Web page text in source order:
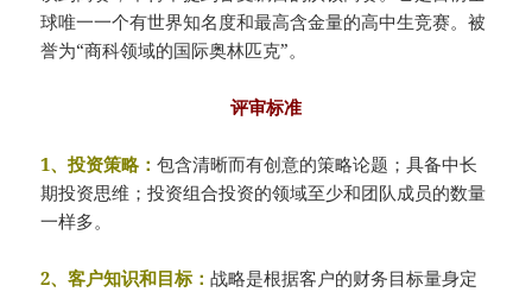
球唯一一个有世界知名度和最高含金量的高中生竞赛。被
誉为“商科领域的国际奥林匹克”。
评审标准
1、投资策略：包含清晰而有创意的策略论题；具备中长
期投资思维；投资组合投资的领域至少和团队成员的数量
一样多。
2、客户知识和目标：战略是根据客户的财务目标量身定